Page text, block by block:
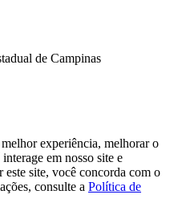
de Campinas
experiência, melhorar o
em nosso site e
site, você concorda com o
consulte a Política de